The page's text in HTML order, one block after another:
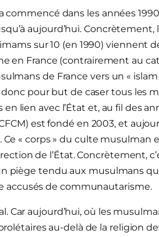
dans les années
aujourd’hui. Concrètement,
sur 10 (en 1990) viennent
en France (contrairement au
de France vers un «
pour but de caser tous les
lien avec l’État et, au fil des
est fondé en 2003, et
Ce « corps » du culte
de l’État. Concrètement,
piège tendu aux musulmans
de communautarisme.
aujourd’hui, où les
au-delà de la religion